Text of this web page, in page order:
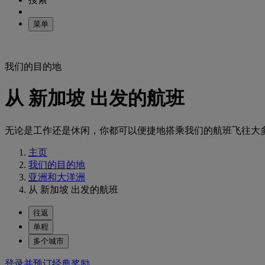
菜单
我们的目的地
从 新加坡 出发的航班
无论是工作还是休闲，你都可以便捷地搭乘我们的航班飞往大
主页
我们的目的地
亚洲和大洋洲
从 新加坡 出发的航班
往返
单程
多个城市